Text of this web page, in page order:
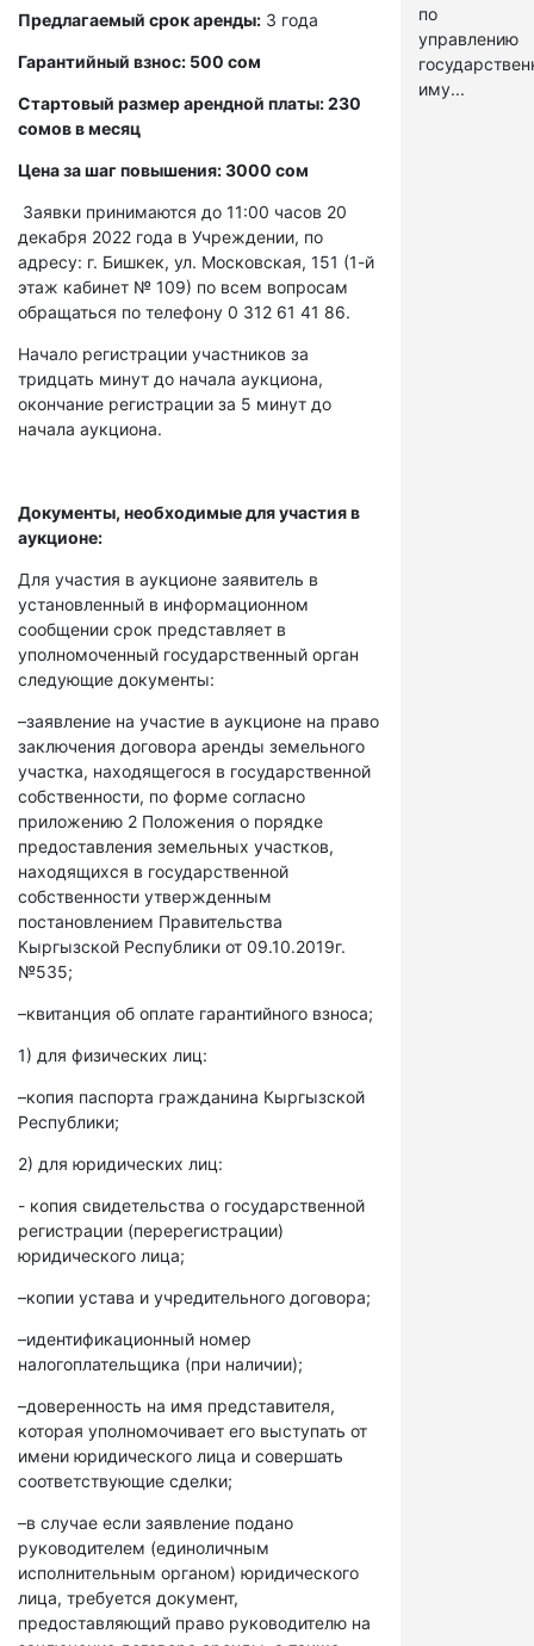
Предлагаемый срок аренды: 3 года
Гарантийный взнос: 500 сом
Стартовый размер арендной платы: 230
сомов в месяц
Цена за шаг повышения: 3000 сом
Заявки принимаются до 11:00 часов 20
декабря 2022 года в Учреждении, по
адресу: г. Бишкек, ул. Московская, 151 (1-й
этаж кабинет № 109) по всем вопросам
обращаться по телефону 0 312 61 41 86.
Начало регистрации участников за
тридцать минут до начала аукциона,
окончание регистрации за 5 минут до
начала аукциона.
Документы, необходимые для участия в
аукционе:
Для участия в аукционе заявитель в
установленный в информационном
сообщении срок представляет в
уполномоченный государственный орган
следующие документы:
–заявление на участие в аукционе на право
заключения договора аренды земельного
участка, находящегося в государственной
собственности, по форме согласно
приложению 2 Положения о порядке
предоставления земельных участков,
находящихся в государственной
собственности утвержденным
постановлением Правительства
Кыргызской Республики от 09.10.2019г.
№535;
–квитанция об оплате гарантийного взноса;
1) для физических лиц:
–копия паспорта гражданина Кыргызской
Республики;
2) для юридических лиц:
- копия свидетельства о государственной
регистрации (перерегистрации)
юридического лица;
–копии устава и учредительного договора;
–идентификационный номер
налогоплательщика (при наличии);
–доверенность на имя представителя,
которая уполномочивает его выступать от
имени юридического лица и совершать
соответствующие сделки;
–в случае если заявление подано
руководителем (единоличным
исполнительным органом) юридического
лица, требуется документ,
предоставляющий право руководителю на
по
управлению
иму...